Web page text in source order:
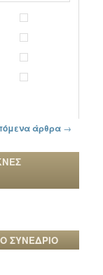
άρθρα →
ΣΥΝΕΔΡΙΟ